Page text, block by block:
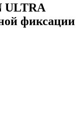
ULTRA
фиксации